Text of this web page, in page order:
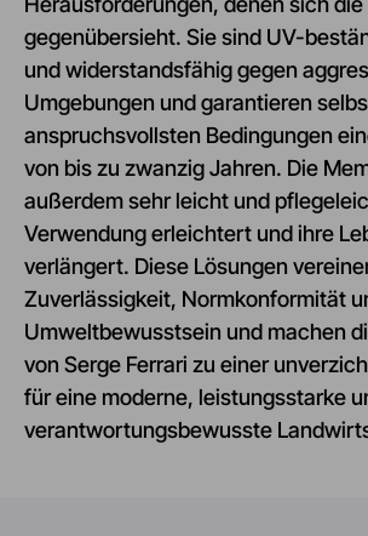
gegenübersieht. Sie sind UV-
und widerstandsfähig gegen
Umgebungen und garantieren
anspruchsvollsten Bedingungen
von bis zu zwanzig Jahren. Die
außerdem sehr leicht und
Verwendung erleichtert und ihre
verlängert. Diese Lösungen
Zuverlässigkeit, Normkonformität
Umweltbewusstsein und machen
von Serge Ferrari zu einer
für eine moderne, leistungsstarke
verantwortungsbewusste